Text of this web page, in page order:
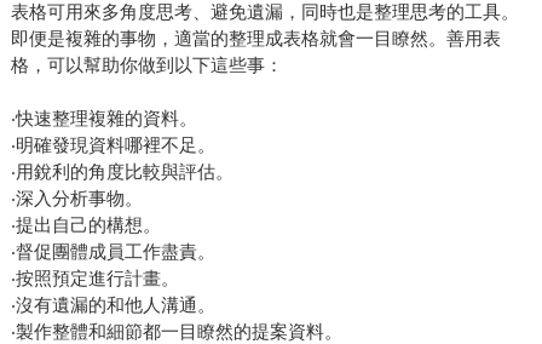
表格可用來多角度思考、避免遺漏，同時也是整理思考的工具。
即便是複雜的事物，適當的整理成表格就會一目瞭然。善用表
格，可以幫助你做到以下這些事：
‧快速整理複雜的資料。
‧明確發現資料哪裡不足。
‧用銳利的角度比較與評估。
‧深入分析事物。
‧提出自己的構想。
‧督促團體成員工作盡責。
‧按照預定進行計畫。
‧沒有遺漏的和他人溝通。
‧製作整體和細節都一目瞭然的提案資料。